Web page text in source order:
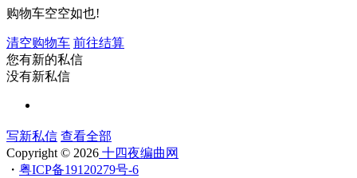
购物车空空如也!
清空购物车 前往结算
您有新的私信
没有新私信
写新私信 查看全部
Copyright © 2026 十四夜编曲网
・ 粤ICP备19120279号-6